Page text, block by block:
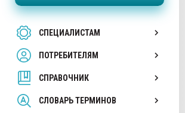
СПЕЦИАЛИСТАМ
ПОТРЕБИТЕЛЯМ
СПРАВОЧНИК
СЛОВАРЬ ТЕРМИНОВ